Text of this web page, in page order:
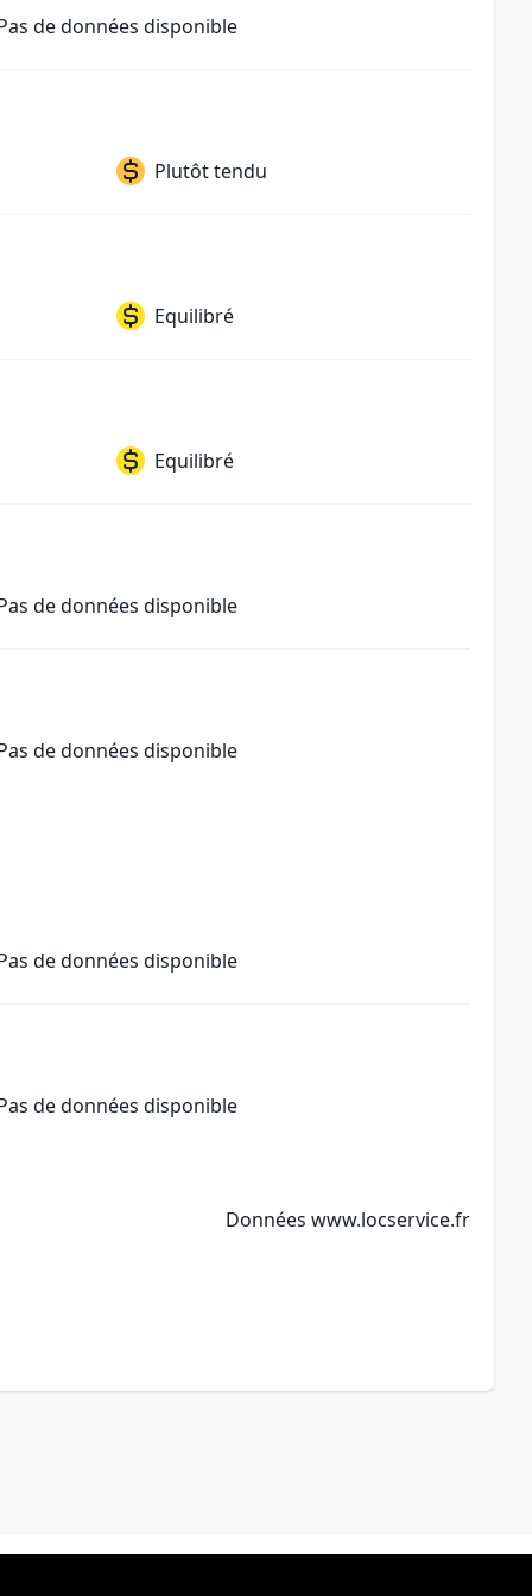
de données disponible
Plutôt tendu
Equilibré
Equilibré
de données disponible
de données disponible
de données disponible
de données disponible
Données www.locservice.fr